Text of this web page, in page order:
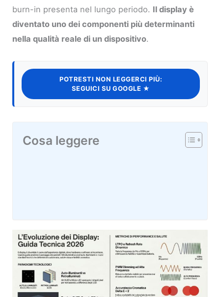
burn-in presenta nel lungo periodo. Il display è
diventato uno dei componenti più determinanti
nella qualità reale di un dispositivo.
POTRESTI NON LEGGERCI PIÙ:
SEGUICI SU GOOGLE ★
Cosa leggere